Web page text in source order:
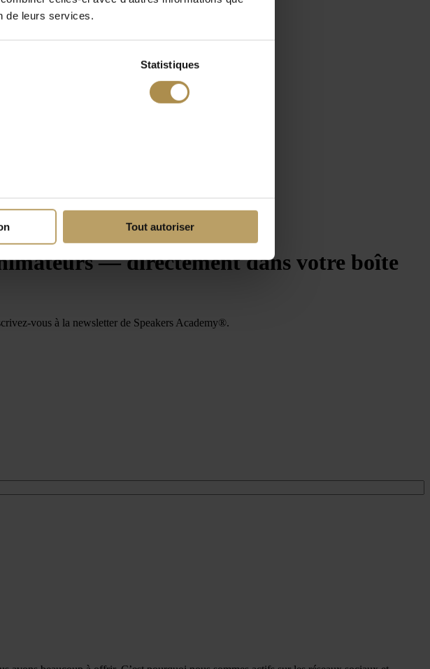
de leurs services.
Statistiques
Tout autoriser
— directement dans votre boîte
vous à la newsletter de Speakers Academy®.